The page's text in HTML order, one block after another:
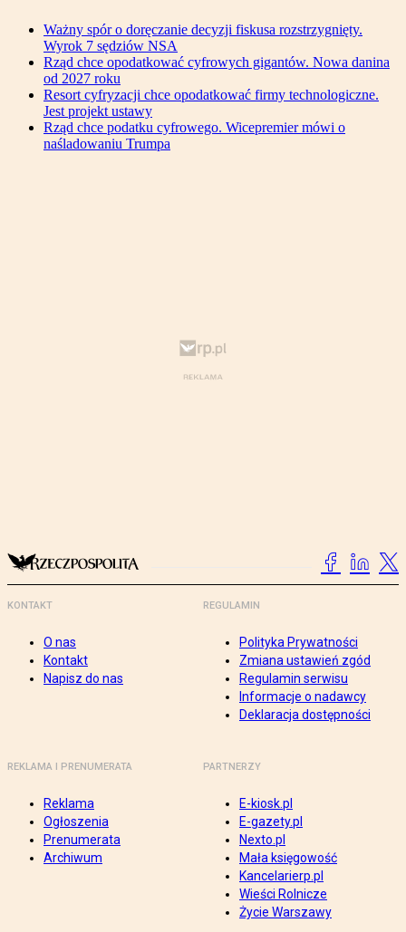
Ważny spór o doręczanie decyzji fiskusa rozstrzygnięty.
Wyrok 7 sędziów NSA
Rząd chce opodatkować cyfrowych gigantów. Nowa danina
od 2027 roku
Resort cyfryzacji chce opodatkować firmy technologiczne.
Jest projekt ustawy
Rząd chce podatku cyfrowego. Wicepremier mówi o
naśladowaniu Trumpa
KONTAKT
O nas
Kontakt
Napisz do nas
REGULAMIN
Polityka Prywatności
Zmiana ustawień zgód
Regulamin serwisu
Informacje o nadawcy
Deklaracja dostępności
REKLAMA I PRENUMERATA
Reklama
Ogłoszenia
Prenumerata
Archiwum
PARTNERZY
E-kiosk.pl
E-gazety.pl
Nexto.pl
Mała księgowość
Kancelarierp.pl
Wieści Rolnicze
Życie Warszawy